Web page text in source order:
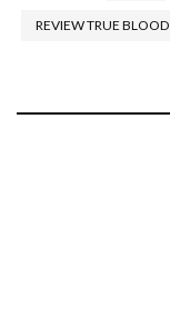
REVIEW TRUE BLOOD